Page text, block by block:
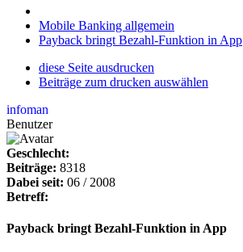
Mobile Banking allgemein
Payback bringt Bezahl-Funktion in App
diese Seite ausdrucken
Beiträge zum drucken auswählen
infoman
Benutzer
Geschlecht:
Beiträge: 8318
Dabei seit: 06 / 2008
Betreff:
Payback bringt Bezahl-Funktion in App